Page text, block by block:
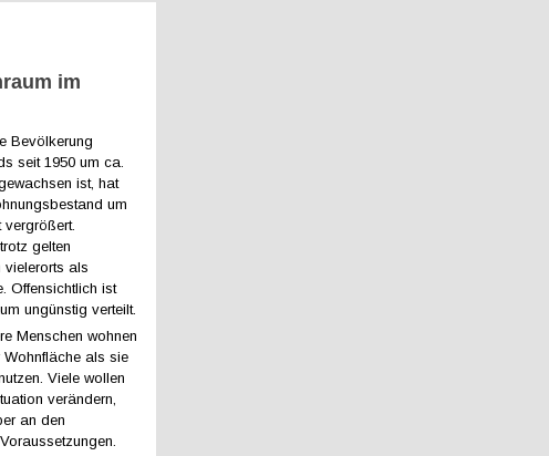
im
Bevölkerung
seit 1950 um ca.
ist, hat
um
vergrößert.
gelten
vielerorts als
Offensichtlich ist
ungünstig verteilt.
Menschen wohnen
Wohnfläche als sie
Viele wollen
verändern,
an den